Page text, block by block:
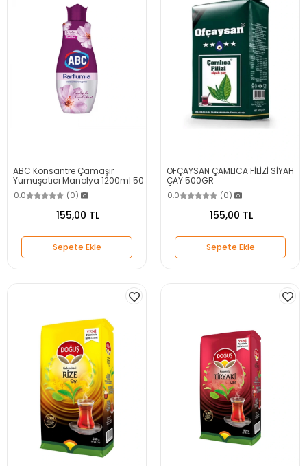
ABC Konsantre Çamaşır
Yumuşatıcı Manolya 1200ml 50
Yıkama
0.0 (0)
155,00 TL
Sepete Ekle
OFÇAYSAN ÇAMLICA FİLİZİ SİYAH
ÇAY 500GR
0.0 (0)
155,00 TL
Sepete Ekle